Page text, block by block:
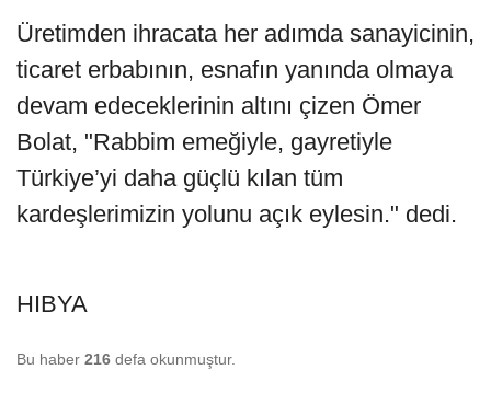
Üretimden ihracata her adımda sanayicinin,
ticaret erbabının, esnafın yanında olmaya
devam edeceklerinin altını çizen Ömer
Bolat, "Rabbim emeğiyle, gayretiyle
Türkiye’yi daha güçlü kılan tüm
kardeşlerimizin yolunu açık eylesin." dedi.
HIBYA
Bu haber 216 defa okunmuştur.